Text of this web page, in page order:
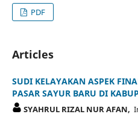
PDF
Articles
SUDI KELAYAKAN ASPEK
PASAR SAYUR BARU DI
SYAHRUL RIZAL NUR AFAN,